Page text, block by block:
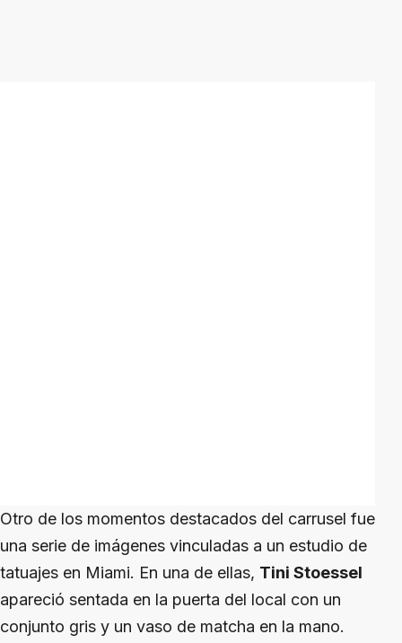
Otro de los momentos destacados del carrusel fue
una serie de imágenes vinculadas a un estudio de
tatuajes en Miami. En una de ellas, Tini Stoessel
apareció sentada en la puerta del local con un
conjunto gris y un vaso de matcha en la mano.